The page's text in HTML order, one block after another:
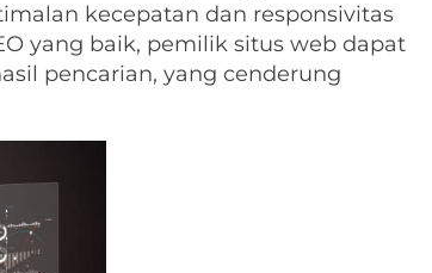
kecepatan dan responsivitas
yang baik, pemilik situs web dapat
pencarian, yang cenderung